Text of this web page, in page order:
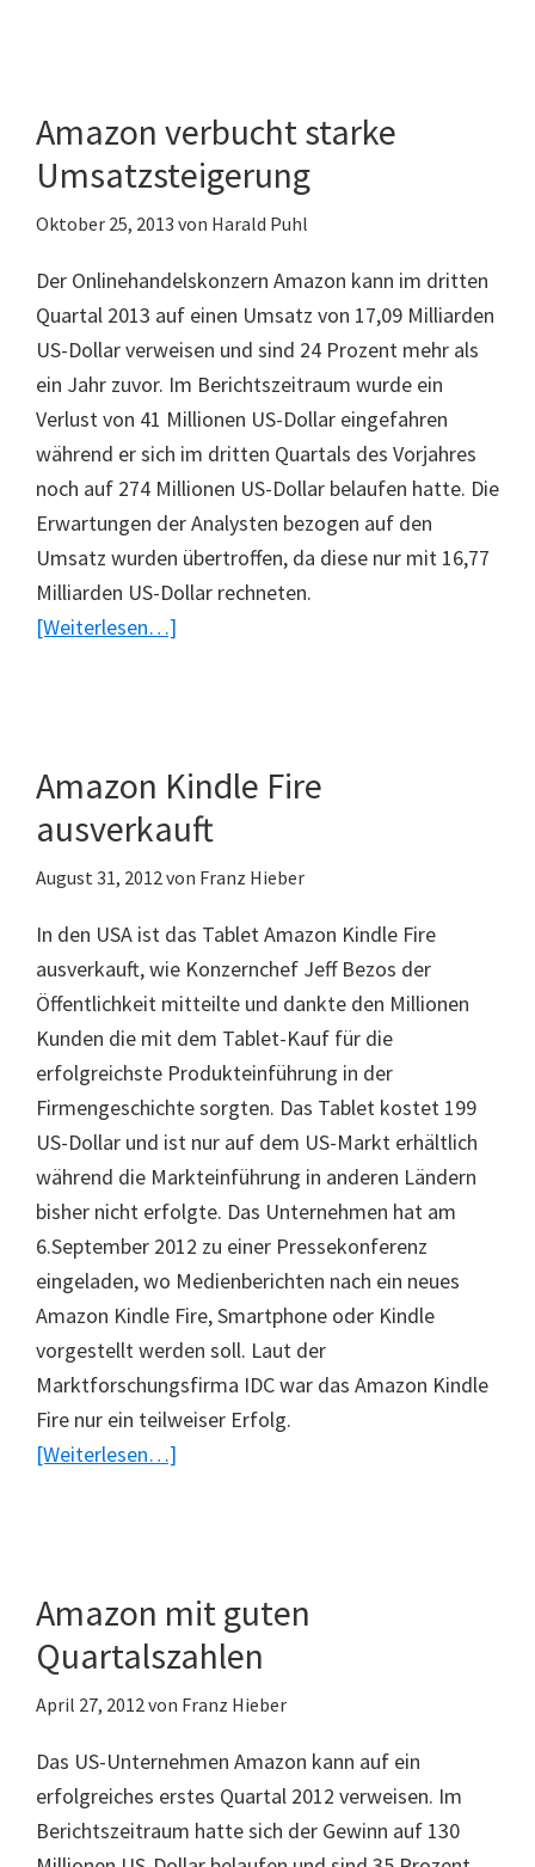
Amazon verbucht starke
Umsatzsteigerung
Oktober 25, 2013 von Harald Puhl
Der Onlinehandelskonzern Amazon kann im dritten
Quartal 2013 auf einen Umsatz von 17,09 Milliarden
US-Dollar verweisen und sind 24 Prozent mehr als
ein Jahr zuvor. Im Berichtszeitraum wurde ein
Verlust von 41 Millionen US-Dollar eingefahren
während er sich im dritten Quartals des Vorjahres
noch auf 274 Millionen US-Dollar belaufen hatte. Die
Erwartungen der Analysten bezogen auf den
Umsatz wurden übertroffen, da diese nur mit 16,77
Milliarden US-Dollar rechneten.
[Weiterlesen…]
Amazon Kindle Fire
ausverkauft
August 31, 2012von Franz Hieber
In den USA ist das Tablet Amazon Kindle Fire
ausverkauft, wie Konzernchef Jeff Bezos der
Öffentlichkeit mitteilte und dankte den Millionen
Kunden die mit dem Tablet-Kauf für die
erfolgreichste Produkteinführung in der
Firmengeschichte sorgten. Das Tablet kostet 199
US-Dollar und ist nur auf dem US-Markt erhältlich
während die Markteinführung in anderen Ländern
bisher nicht erfolgte. Das Unternehmen hat am
6.September 2012 zu einer Pressekonferenz
eingeladen, wo Medienberichten nach ein neues
Amazon Kindle Fire, Smartphone oder Kindle
vorgestellt werden soll. Laut der
Marktforschungsfirma IDC war das Amazon Kindle
Fire nur ein teilweiser Erfolg.
[Weiterlesen…]
Amazon mit guten
Quartalszahlen
April 27, 2012von Franz Hieber
Das US-Unternehmen Amazon kann auf ein
erfolgreiches erstes Quartal 2012 verweisen. Im
Berichtszeitraum hatte sich der Gewinn auf 130